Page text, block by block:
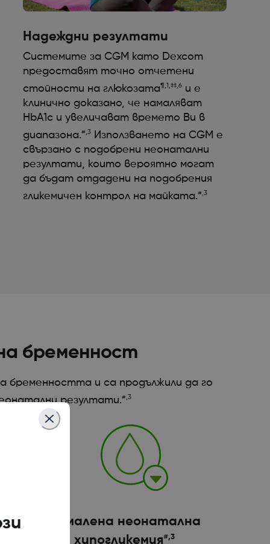
Надеждни резултати
Системите за CGM като Dexcom
предоставят точно отчетени
стойности на глюкозата¶,1,‡‡,6и е
клинично доказано, че намаляват
HbA1c и увеличават времето Ви в
диапазона.#,3Използването на CGM е
свързано с подобрени неонатални
резултати, които вероятно могат
да бъдат отдадени на подобрения
гликемичен контрол на майката.#,3
бременност
бременността и са продължили да го
резултати.#,3
Намалена неонатална
хипогликемия#,3